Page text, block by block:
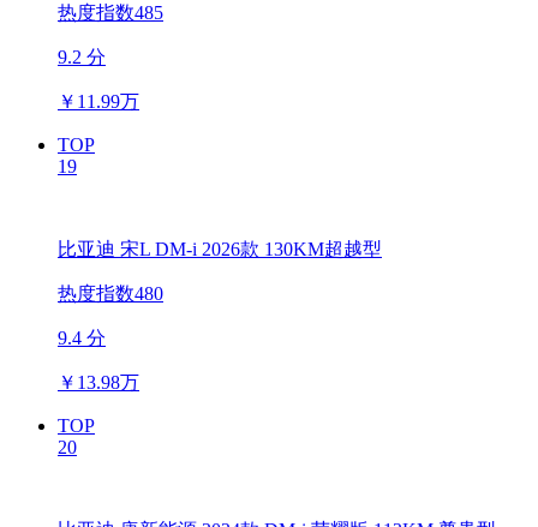
热度指数485
9.2 分
￥ 11.99万
TOP
19
比亚迪 宋L DM-i 2026款 130KM超越型
热度指数480
9.4 分
￥ 13.98万
TOP
20